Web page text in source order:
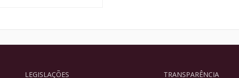
LEGISLAÇÕES TRANSPARÊNCIA